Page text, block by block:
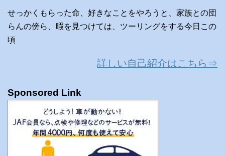
せっかくもらった命、好きなことをやろうと、家族との団
らんの傍ら、暇を見つけては、ツーリングをする今日この
頃
詳しい自己紹介はこちら⇒
Sponsored Link